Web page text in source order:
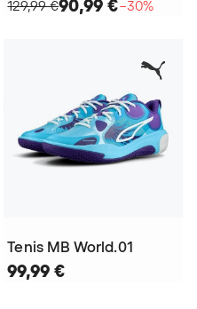
129,99 €90,99 €−30%
Tenis MB World.01
99,99 €